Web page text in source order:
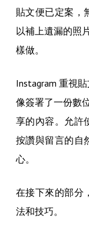
貼文便已定案，
以補上遺漏的照
樣做。
Instagram 重視
像簽署了一份數
享的內容。允許
按讚與留言的自
心。
在接下來的部分
法和技巧。